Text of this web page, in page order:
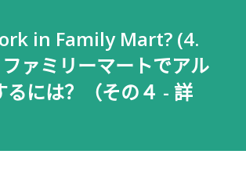
快帮我打开了大门。 进入办公室 进入办公室
单打了招呼： お世話になっております。 随
接。 整个过程没有想象中的复杂，也没有长
还入札仕様書 原本我以为，把入札仕様書交
续就结束了。 实际上并不是。 工作人员告诉
后一页有一张返却记录表，需要填写完成后，
in Family Mart? (4.
ァミリーマートでアル
るには？（その４ - 詳